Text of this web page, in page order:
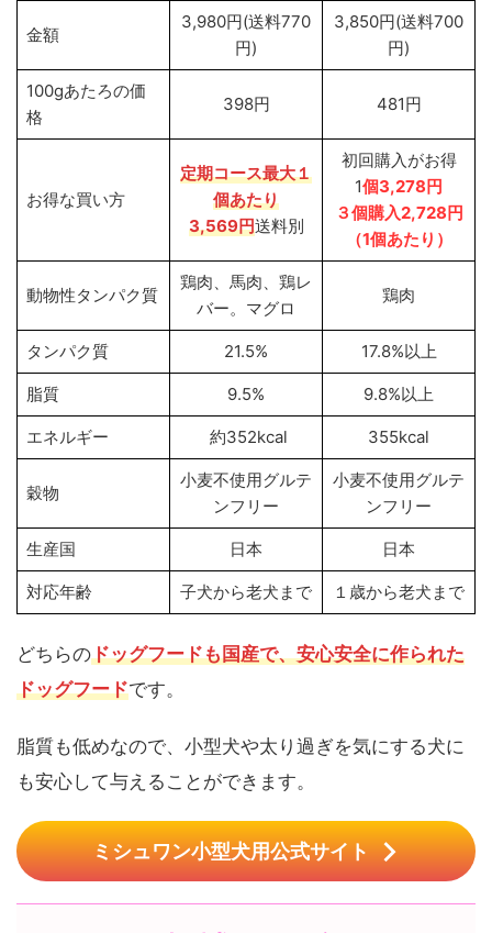
金額
3,980円(送料770
円)
3,850円(送料700
円)
100gあたろの価
格
398円 481円
お得な買い方
定期コース最大１
個あたり
3,569円送料別
初回購入がお得
1個3,278円
３個購入2,728円
（1個あたり）
動物性タンパク質
鶏肉、馬肉、鶏レ
バー。マグロ
鶏肉
タンパク質 21.5% 17.8%以上
脂質 9.5% 9.8%以上
エネルギー 約352kcal 355kcal
穀物
小麦不使用グルテ
ンフリー
小麦不使用グルテ
ンフリー
生産国 日本 日本
対応年齢 子犬から老犬まで １歳から老犬まで
どちらのドッグフードも国産で、安心安全に作られた
ドッグフードです。
脂質も低めなので、小型犬や太り過ぎを気にする犬に
も安心して与えることができます。
ミシュワン小型犬用公式サイト